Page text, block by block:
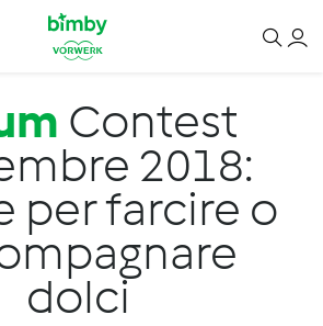
Contest
2018:
per farcire o
dolci